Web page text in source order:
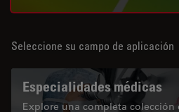
Seleccione su campo de aplicación
Especialidades médicas
Explore una completa